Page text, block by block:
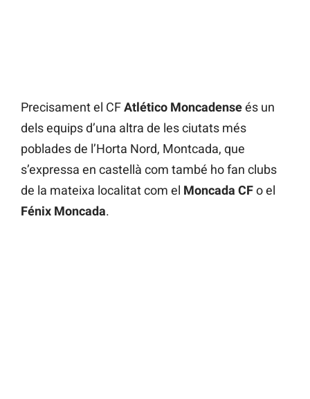
Precisament el CFAtlético Moncadenseés un
dels equips d’una altra de les ciutats més
poblades de l’Horta Nord, Montcada, que
s’expressa en castellà com també ho fan clubs
de la mateixa localitat com el Moncada CFo el
Fénix Moncada.